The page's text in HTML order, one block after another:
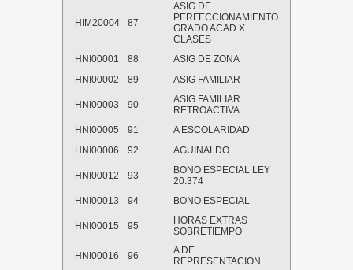
HIM20004 87
ASIG DE
PERFECCIONAMIENTO
GRADO ACAD X
CLASES
HNI00001
88
ASIG DE ZONA
HNI00002
89 ASIG FAMILIAR
HNI00003 90
ASIG FAMILIAR
RETROACTIVA
HNI00005
91
A ESCOLARIDAD
HNI00006
92 AGUINALDO
HNI00012 93
BONO ESPECIAL LEY
20.374
HNI00013
94 BONO ESPECIAL
HNI00015 95
HORAS EXTRAS
SOBRETIEMPO
HNI00016 96
A DE
REPRESENTACION